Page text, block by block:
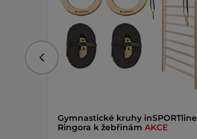
Gymnastické kruhy inSPORTline
Ringora k žebřinám AKCE
Předchozí